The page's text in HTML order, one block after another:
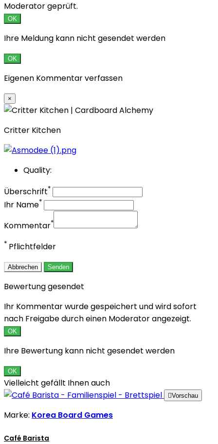
Moderator geprüft.
OK
Ihre Meldung kann nicht gesendet werden
OK
Eigenen Kommentar verfassen
×
Critter Kitchen
Quality:
Überschrift*
Ihr Name*
Kommentar*
* Pflichtfelder
Abbrechen Senden
Bewertung gesendet
Ihr Kommentar wurde gespeichert und wird sofort
nach Freigabe durch einen Moderator angezeigt.
OK
Ihre Bewertung kann nicht gesendet werden
OK
Vielleicht gefällt Ihnen auch
Vorschau
Marke: Korea Board Games
Café Barista